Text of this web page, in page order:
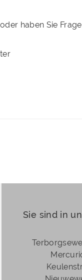
haben Sie
Sie sind in